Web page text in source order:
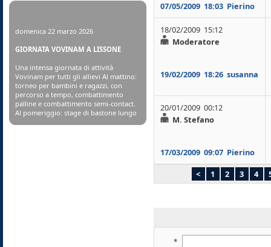
domenica 22 marzo 2026
GIORNATA VOVINAM A LISSONE
Una intensa giornata di attività
Vovinam per tutti gli allievi Al mattino:
torneo per bambini e ragazzi, con
percorso a tempo, combattimento
palline e combattimento semi-contact.
Al pomeriggio: stage di bastone lungo
07/05/2009 18:03 Pierino
18/02/2009 15:12
Moderatore
19/02/2009 18:26 susanna
20/01/2009 00:12
M. Stefano
17/03/2009 09:07 Pierino
<
1 2 3 4
*